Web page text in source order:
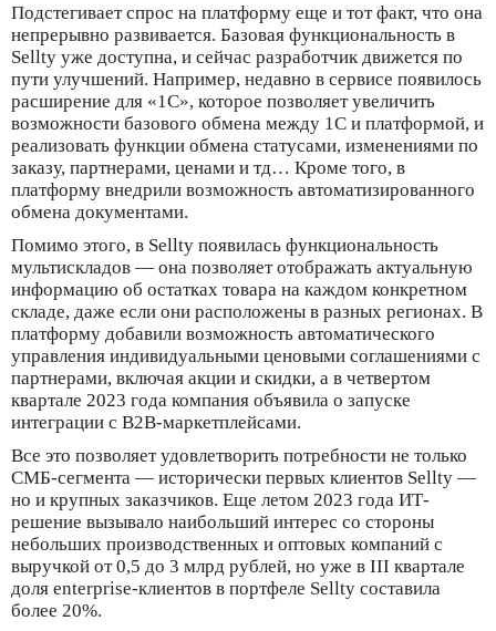
Подстегивает спрос на платформу еще и тот факт, что она
непрерывно развивается. Базовая функциональность в
Sellty уже доступна, и сейчас разработчик движется по
пути улучшений. Например, недавно в сервисе появилось
расширение для «1С», которое позволяет увеличить
возможности базового обмена между 1С и платформой, и
реализовать функции обмена статусами, изменениями по
заказу, партнерами, ценами и тд… Кроме того, в
платформу внедрили возможность автоматизированного
обмена документами.
Помимо этого, в Sellty появилась функциональность
мультискладов — она позволяет отображать актуальную
информацию об остатках товара на каждом конкретном
складе, даже если они расположены в разных регионах. В
платформу добавили возможность автоматического
управления индивидуальными ценовыми соглашениями с
партнерами, включая акции и скидки, а в четвертом
квартале 2023 года компания объявила о запуске
интеграции с B2B-маркетплейсами.
Все это позволяет удовлетворить потребности не только
СМБ-сегмента — исторически первых клиентов Sellty —
но и крупных заказчиков. Еще летом 2023 года ИТ-
решение вызывало наибольший интерес со стороны
небольших производственных и оптовых компаний с
выручкой от 0,5 до 3 млрд рублей, но уже в III квартале
доля enterprise-клиентов в портфеле Sellty составила
более 20%.